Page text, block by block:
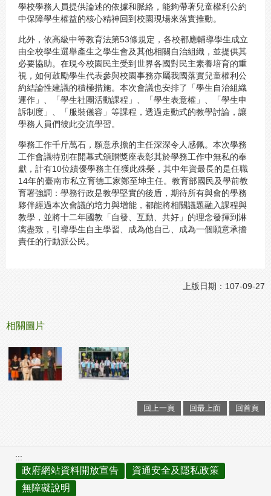
學校學務人員提供論述的依據和脈絡，能夠帶著兒童權利公約
中保障學生權益的核心精神回到校園現場來落實推動。
此外，依高級中等教育法第53條規定，各校都應輔導學生成立
由全校學生選舉產生之學生會及其他相關自治組織，並提供其
必要協助。在現今校園民主受到世界各國對民主素養培育的重
視，如何鼓勵學生代表參與校園事務亦屬我國落實兒童權利公
約結論性建議的積極措施。本次會議也安排了「學生自治組織
運作」、「學生社團活動課程」、「學生表意權」、「學生申
訴制度」、「服裝儀容」等課程，透過走動式的教學討論，讓
學務人員們彼此交流學習。
學務工作千斤萬石，願意承擔的主任深深令人感佩。本次學務
工作會議特別在開幕式頒贈獎座表彰其於學務工作中無私的奉
獻，計有10位績優學務主任獲此殊榮，其中年資最長的是任職
14年的臺南市私立育德工家鄭至坤主任。教育部國民及學前教
育署強調：學務行政是教學堅實的後盾，期待所有與會的學務
夥伴經過本次會議的培力與增能，都能將相關議題融入課程與
教學，並將十二年國教「自發、互動、共好」的理念發揮到淋
漓盡致，引導學生自主學習、成為他自己、成為一個願意承擔
責任的行動派公民。
上版日期：107-09-27
相關圖片
回上一頁 回最上面 回首頁
:::
政府網站資料開放宣告
資通安全及隱私政策
無障礙說明